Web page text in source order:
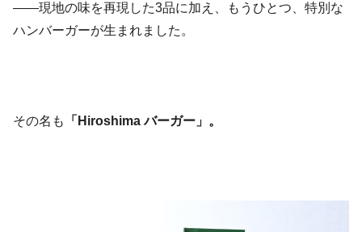
——現地の味を再現した3品に加え、もうひとつ、特別な
ハンバーガーが生まれました。
その名も 「Hiroshima バーガー」。